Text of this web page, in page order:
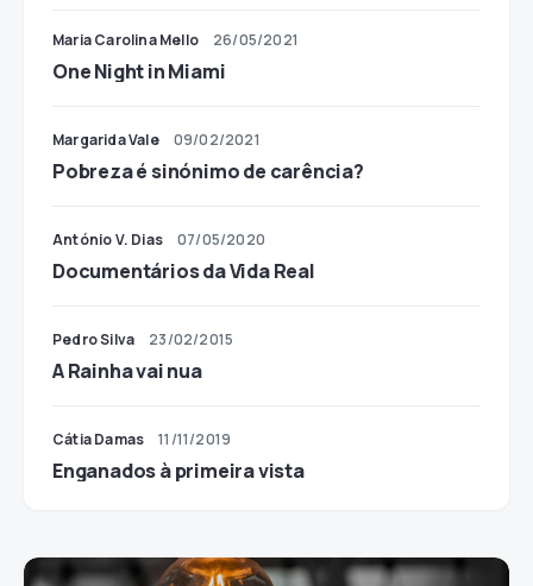
Maria Carolina Mello 26/05/2021
One Night in Miami
Margarida Vale 09/02/2021
Pobreza é sinónimo de carência?
António V. Dias 07/05/2020
Documentários da Vida Real
Pedro Silva 23/02/2015
A Rainha vai nua
Cátia Damas 11/11/2019
Enganados à primeira vista